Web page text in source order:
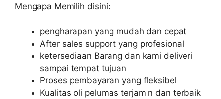
Mengapa Memilih disini:
pengharapan yang mudah dan cepat
After sales support yang profesional
ketersediaan Barang dan kami deliveri
sampai tempat tujuan
Proses pembayaran yang fleksibel
Kualitas oli pelumas terjamin dan terbaik